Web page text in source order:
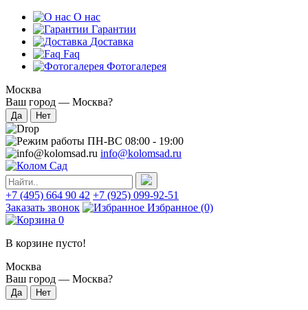
О нас
Гарантии
Доставка
Faq
Фотогалерея
Москва
Ваш город — Москва?
ПН-ВС 08:00 - 19:00
info@kolomsad.ru
+7 (495) 664 90 42 +7 (925) 099-92-51
Заказать звонок
Избранное (0)
0
В корзине пусто!
Москва
Ваш город — Москва?